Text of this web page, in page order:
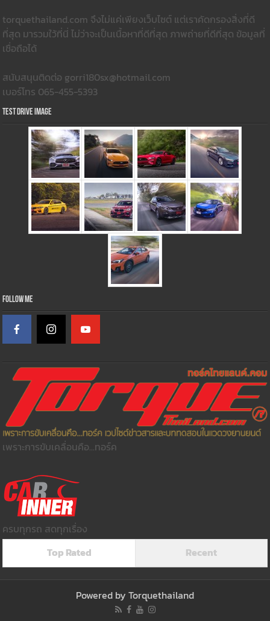
torquethailand.com จึงไม่แค่เพียงเว็บไซต์ แต่เราคัดกรองสิ่งที่ดี
ที่สุด มารวมใว้ที่นี่ ไม่ว่าจะเป็นเนื้อหาที่ดีที่สุด ภาพถ่ายที่ดีที่สุด ข้อมูลที่
เชื่อถือได้
สนับสนุนติดต่อ gorri180sx@hotmail.com
เบอร์โทร 065-455-5393
Test Drive Image
Follow Me
เพราะการขับเคลื่อนคือ...ทอร์ค
ครบทุกรถ สดทุกเรื่อง
Top Rated
Recent
Powered by Torquethailand